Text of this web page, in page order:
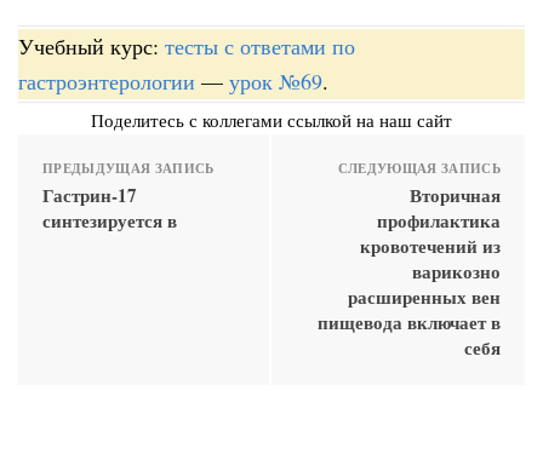
Учебный курс: тесты с ответами по
гастроэнтерологии — урок №69.
Поделитесь с коллегами ссылкой на наш сайт
ПРЕДЫДУЩАЯ ЗАПИСЬ
Гастрин-17
синтезируется в
СЛЕДУЮЩАЯ ЗАПИСЬ
Вторичная
профилактика
кровотечений из
варикозно
расширенных вен
пищевода включает в
себя